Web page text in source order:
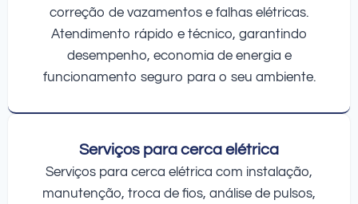
correção de vazamentos e falhas elétricas.
Atendimento rápido e técnico, garantindo
desempenho, economia de energia e
funcionamento seguro para o seu ambiente.
Serviços para cerca elétrica
Serviços para cerca elétrica com instalação,
manutenção, troca de fios, análise de pulsos,